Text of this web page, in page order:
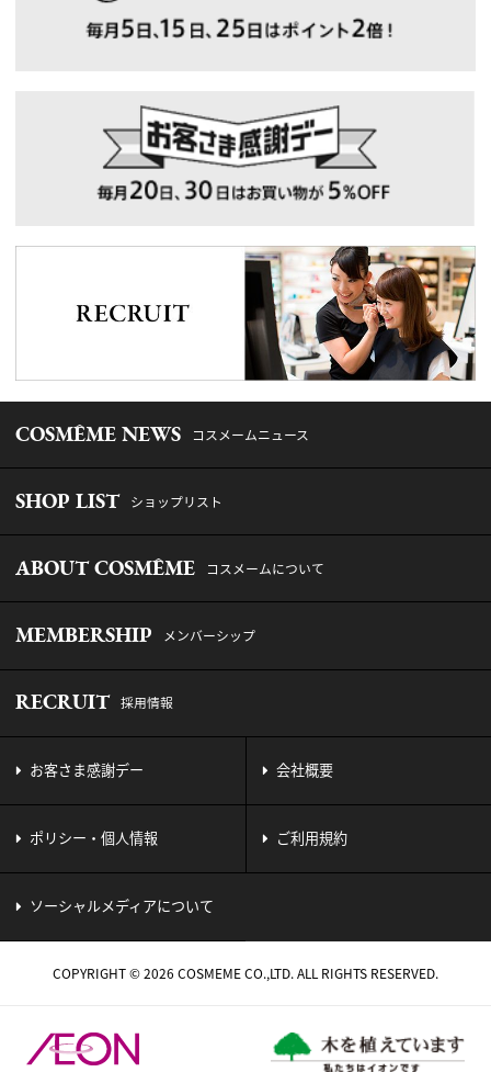
COSMÊME NEWS コスメームニュース
SHOP LIST ショップリスト
ABOUT COSMÊME コスメームについて
MEMBERSHIP メンバーシップ
RECRUIT 採用情報
お客さま感謝デー 会社概要
ポリシー・個人情報 ご利用規約
ソーシャルメディアについて
COPYRIGHT © 2026 COSMEME CO.,LTD. ALL RIGHTS RESERVED.